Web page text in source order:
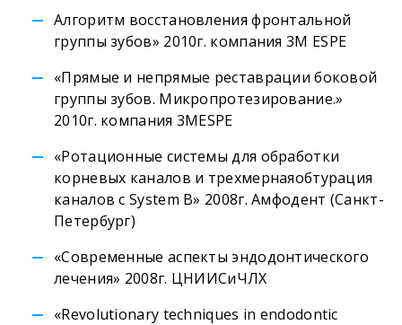
Алгоритм восстановления фронтальной
группы зубов» 2010г. компания 3M ESPE
«Прямые и непрямые реставрации боковой
группы зубов. Микропротезирование.»
2010г. компания 3MESPE
«Ротационные системы для обработки
корневых каналов и трехмернаяобтурация
каналов с System B» 2008г. Амфодент (Санкт-
Петербург)
«Современные аспекты эндодонтического
лечения» 2008г. ЦНИИСиЧЛХ
​«Revolutionary techniques in endodontic